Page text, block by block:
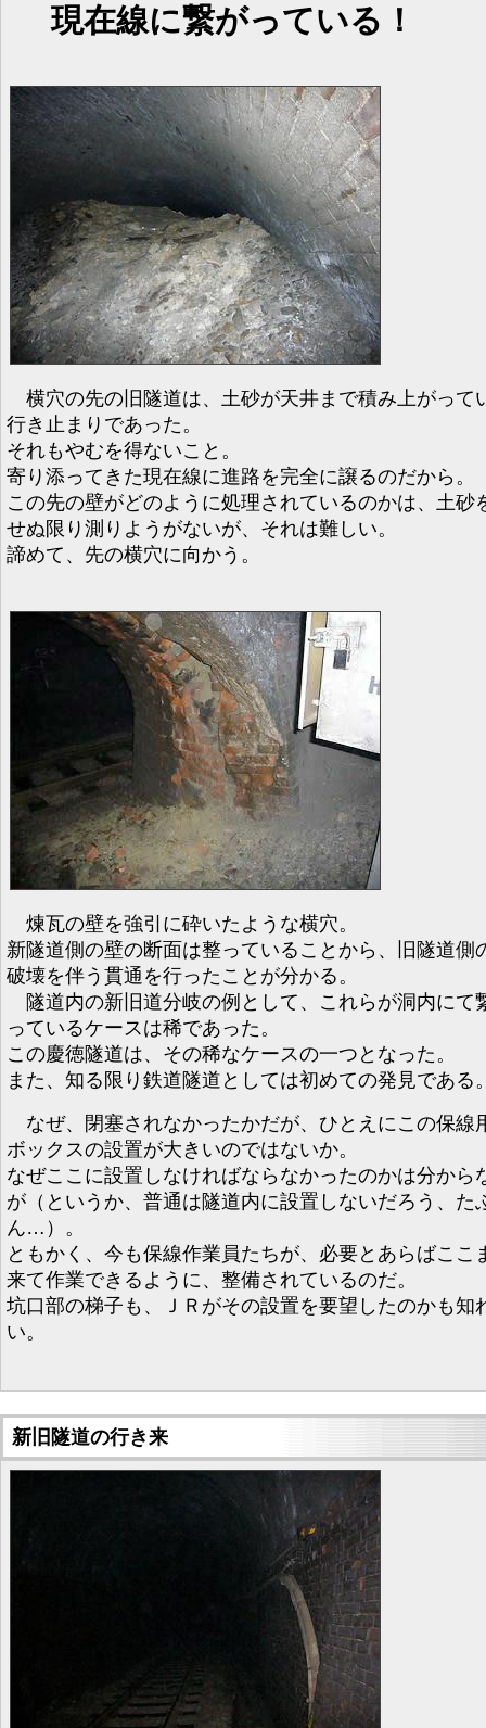
現在線に繋がっている！
横穴の先の旧隧道は、土砂が天井まで積み上がって
行き止まりであった。
それもやむを得ないこと。
寄り添ってきた現在線に進路を完全に譲るのだから。
この先の壁がどのように処理されているのかは、土砂
せぬ限り測りようがないが、それは難しい。
諦めて、先の横穴に向かう。
煉瓦の壁を強引に砕いたような横穴。
新隧道側の壁の断面は整っていることから、旧隧道側
破壊を伴う貫通を行ったことが分かる。
隧道内の新旧道分岐の例として、これらが洞内にて
っているケースは稀であった。
この慶徳隧道は、その稀なケースの一つとなった。
また、知る限り鉄道隧道としては初めての発見である
なぜ、閉塞されなかったかだが、ひとえにこの保線
ボックスの設置が大きいのではないか。
なぜここに設置しなければならなかったのかは分から
が（というか、普通は隧道内に設置しないだろう、た
ん…）。
ともかく、今も保線作業員たちが、必要とあらばここ
来て作業できるように、整備されているのだ。
坑口部の梯子も、ＪＲがその設置を要望したのかも知
い。
新旧隧道の行き来